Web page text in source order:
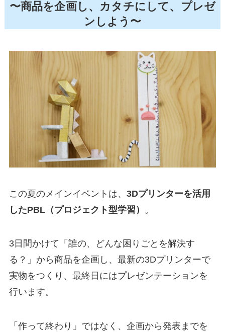
〜商品を企画し、カタチにして、プレゼ
ンしよう〜
この夏のメインイベントは、 3Dプリンターを活用
したPBL（プロジェクト型学習）
。
3日間かけて「誰の、どんな困りごとを解決す
る？」から商品を企画し、最新の3Dプリンターで
実物をつくり、最終日にはプレゼンテーションを
行います。
「作って終わり」ではなく、企画から発表までを